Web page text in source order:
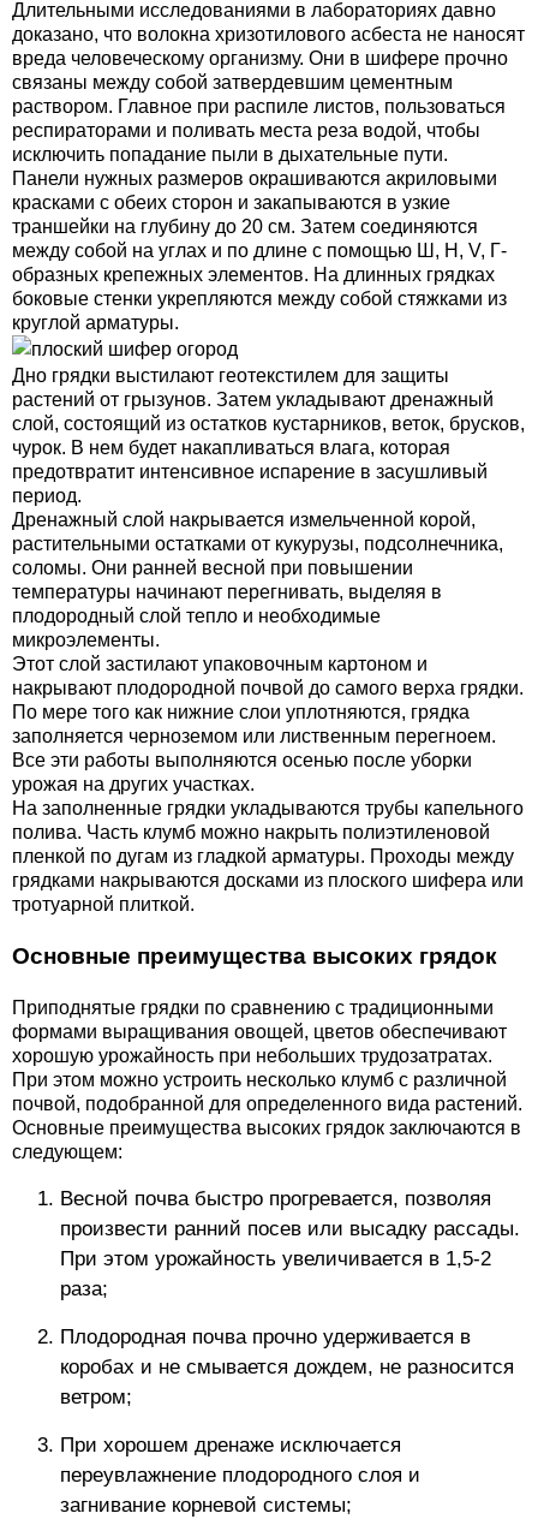
Длительными исследованиями в лабораториях давно
доказано, что волокна хризотилового асбеста не наносят
вреда человеческому организму. Они в шифере прочно
связаны между собой затвердевшим цементным
раствором. Главное при распиле листов, пользоваться
респираторами и поливать места реза водой, чтобы
исключить попадание пыли в дыхательные пути.
Панели нужных размеров окрашиваются акриловыми
красками с обеих сторон и закапываются в узкие
траншейки на глубину до 20 см. Затем соединяются
между собой на углах и по длине с помощью Ш, Н, V, Г-
образных крепежных элементов. На длинных грядках
боковые стенки укрепляются между собой стяжками из
круглой арматуры.
Дно грядки выстилают геотекстилем для защиты
растений от грызунов. Затем укладывают дренажный
слой, состоящий из остатков кустарников, веток, брусков,
чурок. В нем будет накапливаться влага, которая
предотвратит интенсивное испарение в засушливый
период.
Дренажный слой накрывается измельченной корой,
растительными остатками от кукурузы, подсолнечника,
соломы. Они ранней весной при повышении
температуры начинают перегнивать, выделяя в
плодородный слой тепло и необходимые
микроэлементы.
Этот слой застилают упаковочным картоном и
накрывают плодородной почвой до самого верха грядки.
По мере того как нижние слои уплотняются, грядка
заполняется черноземом или лиственным перегноем.
Все эти работы выполняются осенью после уборки
урожая на других участках.
На заполненные грядки укладываются трубы капельного
полива. Часть клумб можно накрыть полиэтиленовой
пленкой по дугам из гладкой арматуры. Проходы между
грядками накрываются досками из плоского шифера или
тротуарной плиткой.
Основные преимущества высоких грядок
Приподнятые грядки по сравнению с традиционными
формами выращивания овощей, цветов обеспечивают
хорошую урожайность при небольших трудозатратах.
При этом можно устроить несколько клумб с различной
почвой, подобранной для определенного вида растений.
Основные преимущества высоких грядок заключаются в
следующем:
Весной почва быстро прогревается, позволяя
произвести ранний посев или высадку рассады.
При этом урожайность увеличивается в 1,5-2
раза;
Плодородная почва прочно удерживается в
коробах и не смывается дождем, не разносится
ветром;
При хорошем дренаже исключается
переувлажнение плодородного слоя и
загнивание корневой системы;